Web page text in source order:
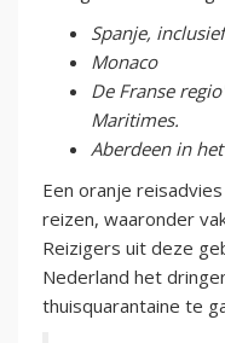
Spanje,
Monaco
De Franse
Maritimes.
Aberdeen in
Een oranje
reizen, waaronder
Reizigers uit deze
Nederland het
thuisquarantaine te